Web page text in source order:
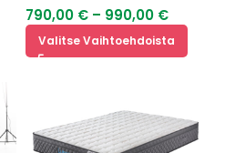
790,00 € – 990,00 €
Valitse Vaihtoehdoista